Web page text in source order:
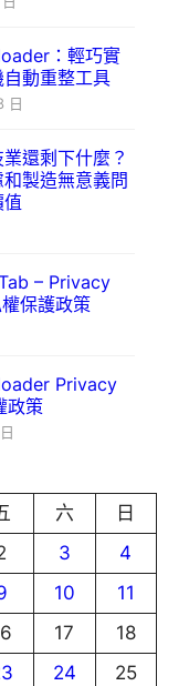
：輕巧實
動重整工具
日
還剩下什麼？
製造無意義問
– Privacy
保護政策
Privacy
政策
六
日
3
4
10
11
17
18
24
25